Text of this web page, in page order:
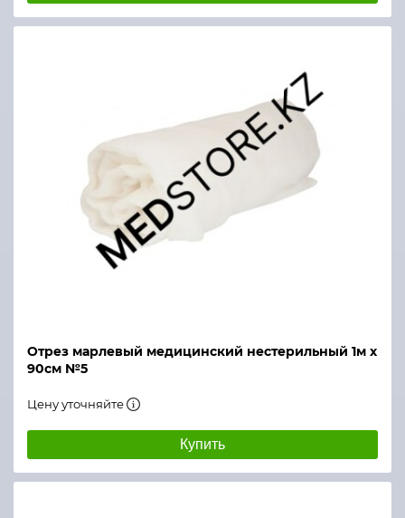
Отрез марлевый медицинский нестерильный 1м х
90см №5
Цену уточняйте
Купить